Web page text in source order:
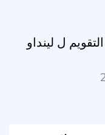
ل لينداو